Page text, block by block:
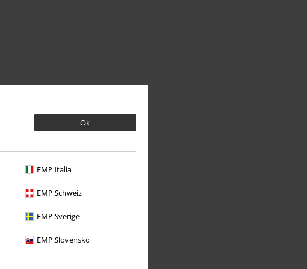
Ok
EMP Italia
EMP Schweiz
EMP Sverige
EMP Slovensko